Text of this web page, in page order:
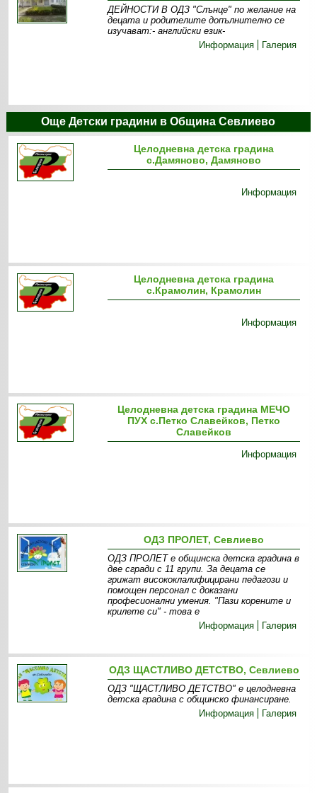
ДЕЙНОСТИ В ОДЗ "Слънце" по желание на
децата и родителите допълнително се
изучават:- английски език-
Информация
Галерия
Още Детски градини в Община Севлиево
Целодневна детска градина
с.Дамяново, Дамяново
Информация
Целодневна детска градина
с.Крамолин, Крамолин
Информация
Целодневна детска градина МЕЧО
ПУХ с.Петко Славейков, Петко
Славейков
Информация
ОДЗ ПРОЛЕТ, Севлиево
ОДЗ ПРОЛЕТ е общинска детска градина в
две сгради с 11 групи. За децата се
грижат висококлалифицирани педагози и
помощен персонал с доказани
професионални умения. "Пази корените и
крилете си" - това е
Информация
Галерия
ОДЗ ЩАСТЛИВО ДЕТСТВО, Севлиево
ОДЗ "ЩАСТЛИВО ДЕТСТВО" е целодневна
детска градина с общинско финансиране .
Информация
Галерия